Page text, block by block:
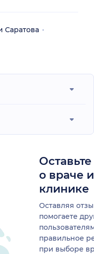
Саратова
о враче
клинике
Оставляя
помогаете
правильное
при выборе